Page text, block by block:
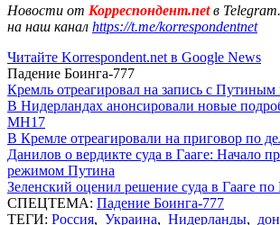
Новости от Корреспондент.netв
на наш канал https://t.me/korrespondentnet
Читайте Korrespondent.net в Google News
Падение Боинга-777
Кремль отреагировал на запись с Путиным
В Нидерландах анонсировали новые
MH17
В Кремле отреагировали на приговор по
Данилов о вердикте суда в Гааге: Начало
режимом Путина
Зеленский оценил решение суда в Гааге
СПЕЦТЕМА: Падение Боинга-777
ТЕГИ: Россия, Украина, Нидерланды,